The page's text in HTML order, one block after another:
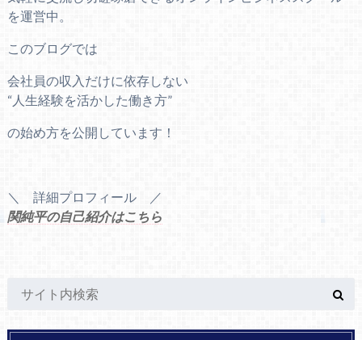
を運営中。
このブログでは
会社員の収入だけに依存しない
“人生経験を活かした働き方”
の始め方を公開しています！
＼ 詳細プロフィール ／
関純平の自己紹介はこちら